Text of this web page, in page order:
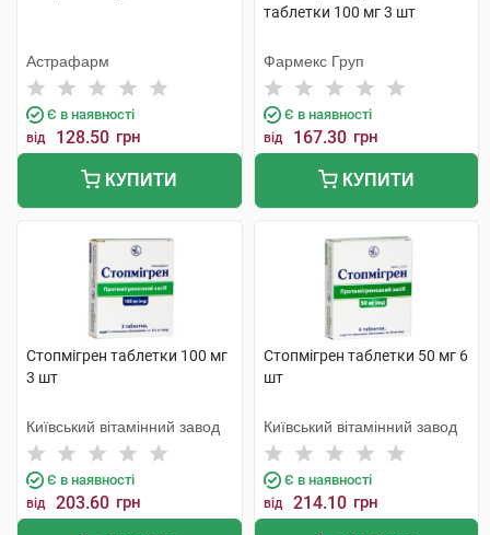
Астрафарм
Є в наявності
від 128.50 грн
КУПИТИ
таблетки 100 мг 3 шт
Фармекс Груп
Є в наявності
від 167.30 грн
КУПИТИ
Стопмігрен таблетки 100 мг
3 шт
Київський вітамінний завод
Є в наявності
від 203.60 грн
Стопмігрен таблетки 50 мг 6
шт
Київський вітамінний завод
Є в наявності
від 214.10 грн